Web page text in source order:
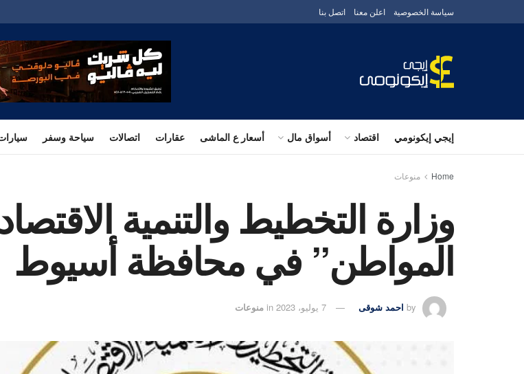
سياسة الخصوصية اعلن معنا اتصل بنا
إيجي إيكونومي اقتصاد أسواق مال أسعار ع الماشى عقارات اتصالات سياحة وسفر
Home منوعات
وزارة التخطيط والتنمية
المواطن” في محافظة أسيوط
by احمد شوقى 7 يوليو، 2023 in منوعات